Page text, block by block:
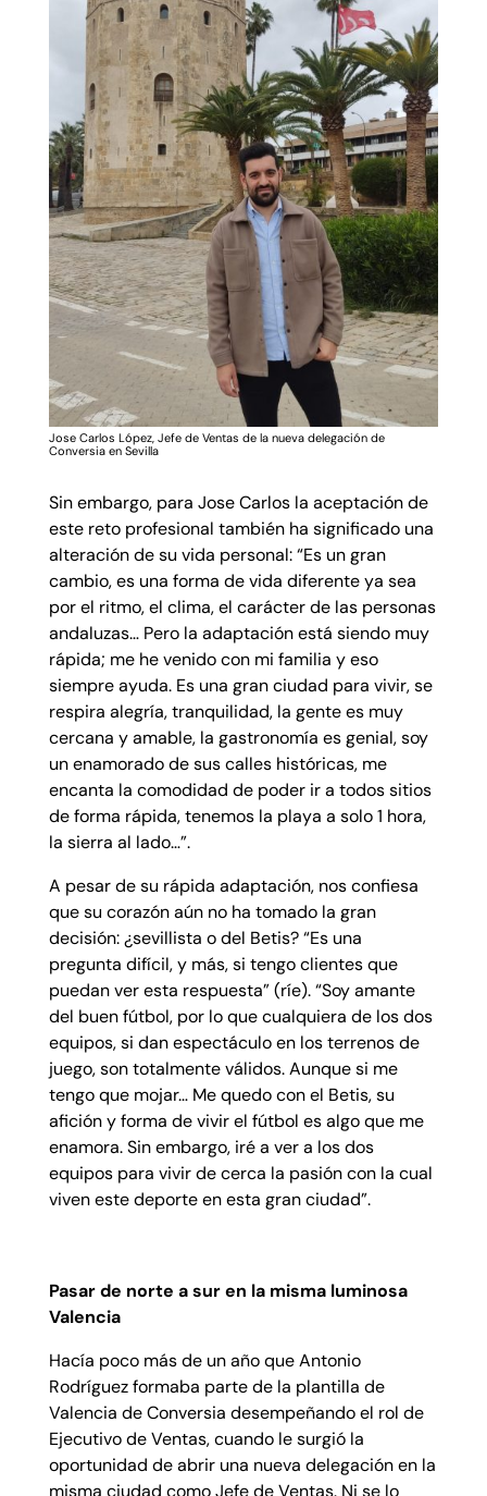
Jose Carlos López, Jefe de Ventas de la nueva delegación de
Conversia en Sevilla
Sin embargo, para Jose Carlos la aceptación de
este reto profesional también ha significado una
alteración de su vida personal: “Es un gran
cambio, es una forma de vida diferente ya sea
por el ritmo, el clima, el carácter de las personas
andaluzas… Pero la adaptación está siendo muy
rápida; me he venido con mi familia y eso
siempre ayuda. Es una gran ciudad para vivir, se
respira alegría, tranquilidad, la gente es muy
cercana y amable, la gastronomía es genial, soy
un enamorado de sus calles históricas, me
encanta la comodidad de poder ir a todos sitios
de forma rápida, tenemos la playa a solo 1 hora,
la sierra al lado…”.
A pesar de su rápida adaptación, nos confiesa
que su corazón aún no ha tomado la gran
decisión: ¿sevillista o del Betis? “Es una
pregunta difícil, y más, si tengo clientes que
puedan ver esta respuesta” (ríe). “Soy amante
del buen fútbol, por lo que cualquiera de los dos
equipos, si dan espectáculo en los terrenos de
juego, son totalmente válidos. Aunque si me
tengo que mojar… Me quedo con el Betis, su
afición y forma de vivir el fútbol es algo que me
enamora. Sin embargo, iré a ver a los dos
equipos para vivir de cerca la pasión con la cual
viven este deporte en esta gran ciudad”.
Pasar de norte a sur en la misma luminosa
Valencia
Hacía poco más de un año que Antonio
Rodríguez formaba parte de la plantilla de
Valencia de Conversia desempeñando el rol de
Ejecutivo de Ventas, cuando le surgió la
oportunidad de abrir una nueva delegación en la
misma ciudad como Jefe de Ventas. Ni se lo